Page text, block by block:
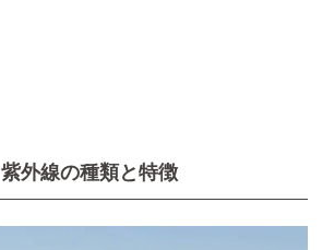
紫外線の種類と特徴